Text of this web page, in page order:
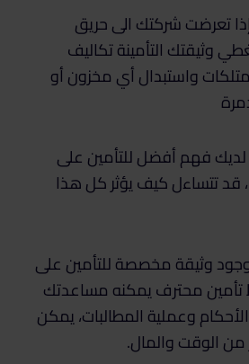
تعرضت شركتك الى حريق
وثيقتك التأمينة تكاليف
واستبدال أي مخزون أو
لديك فهم أفضل للتأمين على
، قد تتساءل كيف يؤثر كل هذا
وثيقة مخصصة للتأمين على
تأمين محترف يمكنه مساعدتك
وعملية المطالبات، يمكن
من الوقت والمال.